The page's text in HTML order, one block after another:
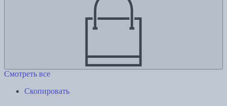
Смотреть все
Скопировать